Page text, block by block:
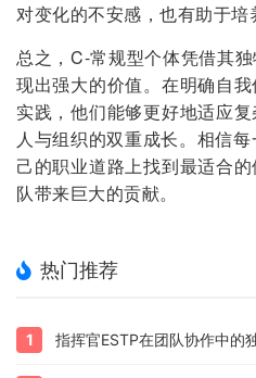
对变化的不安感，也有助于培
总之，C-常规型个体凭借其
现出强大的价值。在明确自
实践，他们能够更好地适应
人与组织的双重成长。相信
己的职业道路上找到最适合
队带来巨大的贡献。
热门推荐
1 指挥官ESTP在团队协作中的